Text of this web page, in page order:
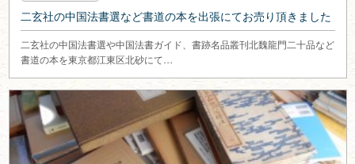
二玄社の中国法書選など書道の本を出張にてお売り頂きました
二玄社の中国法書選や中国法書ガイド、書跡名品叢刊北魏龍門二十品など
書道の本を東京都江東区北砂にて…